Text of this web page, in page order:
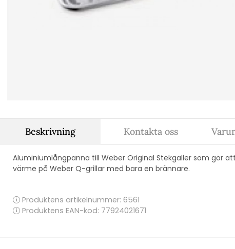
Beskrivning
Aluminiumlångpanna till Weber Original Stekgaller som gör
värme på Weber Q-grillar med bara en brännare.
Produktens artikelnummer: 6561
Produktens EAN-kod: 77924021671
Kontakta oss